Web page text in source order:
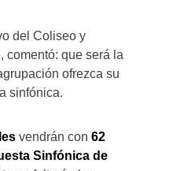
del Coliseo y
comentó: que será la
ofrezca su
sinfónica.
vendrán con 62
Sinfónica de